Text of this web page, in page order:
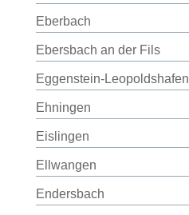
Eberbach
Ebersbach an der Fils
Eggenstein-Leopoldshafen
Ehningen
Eislingen
Ellwangen
Endersbach